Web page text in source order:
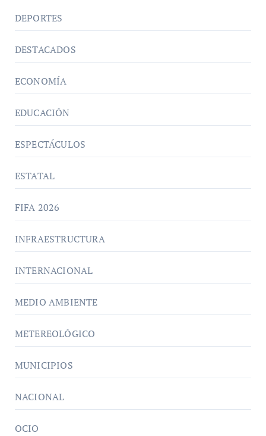
DEPORTES
DESTACADOS
ECONOMÍA
EDUCACIÓN
ESPECTÁCULOS
ESTATAL
FIFA 2026
INFRAESTRUCTURA
INTERNACIONAL
MEDIO AMBIENTE
METEREOLÓGICO
MUNICIPIOS
NACIONAL
OCIO